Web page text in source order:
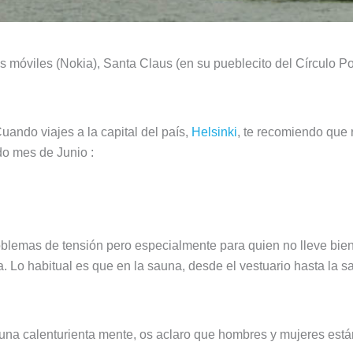
móviles (Nokia), Santa Claus (en su pueblecito del Círculo
viajes a la capital del país, Helsinki, te recomiendo
mes de Junio :
de tensión pero especialmente para quien no lleve
Lo habitual es que en la sauna, desde el vestuario hasta la
calenturienta mente, os aclaro que hombres y mujeres